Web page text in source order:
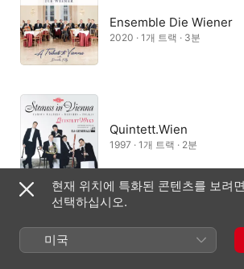
Ensemble Die Wiener
2020 · 1개 트랙 · 3분
Quintett.Wien
1997 · 1개 트랙 · 2분
아서 피들러, 보스턴 팝스
현재 위치에 특화된 콘텐츠를 보려
선택하십시오.
미국